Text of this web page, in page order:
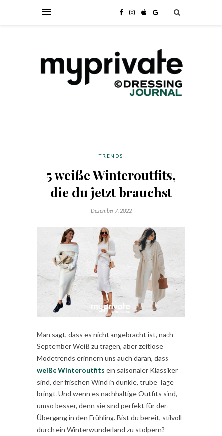
TRENDS
5 weiße Winteroutfits,
die du jetzt brauchst
Dezember 7, 2022
Man sagt, dass es nicht angebracht ist, nach
September Weiß zu tragen, aber zeitlose
Modetrends erinnern uns auch daran, dass
weiße Winteroutfits ein saisonaler Klassiker
sind, der frischen Wind in dunkle, trübe Tage
bringt. Und wenn es nachhaltige Outfits sind,
umso besser, denn sie sind perfekt für den
Übergang in den Frühling. Bist du bereit, stilvoll
durch ein Winterwunderland zu stolpern?